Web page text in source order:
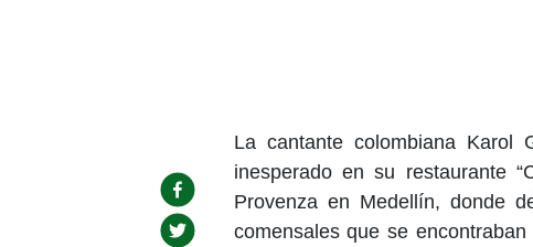
La cantante colombiana
inesperado en su restaurante
Provenza en Medellín, donde
comensales que se